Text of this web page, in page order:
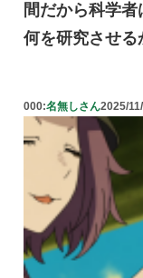
間だから科学者
何を研究させる
000:名無しさん2025/